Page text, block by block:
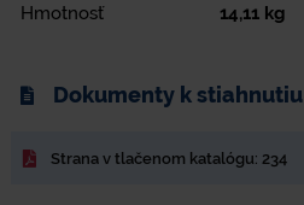
Hmotnosť
14,11 kg
Dokumenty k stiahnutiu
Strana v tlačenom katalógu: 234